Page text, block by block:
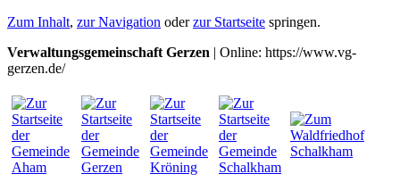
Zum Inhalt, zur Navigation oderzur Startseite springen.
Verwaltungsgemeinschaft Gerzen | Online: https://www.vg-
gerzen.de/